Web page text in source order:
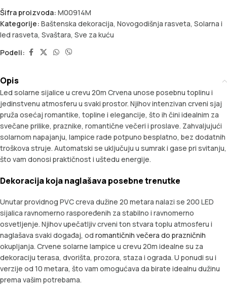
Šifra proizvoda: M00914M
Kategorije: Baštenska dekoracija, Novogodišnja rasveta, Solarna i
led rasveta, Svaštara, Sve za kuću
Podeli:
Opis
Led solarne sijalice u crevu 20m Crvena unose posebnu toplinu i
jedinstvenu atmosferu u svaki prostor. Njihov intenzivan crveni sjaj
pruža osećaj romantike, topline i elegancije, što ih čini idealnim za
svečane prilike, praznike, romantične večeri i proslave. Zahvaljujući
solarnom napajanju, lampice rade potpuno besplatno, bez dodatnih
troškova struje. Automatski se uključuju u sumrak i gase pri svitanju,
što vam donosi praktičnost i uštedu energije.
Dekoracija koja naglašava posebne trenutke
Unutar providnog PVC creva dužine 20 metara nalazi se 200 LED
sijalica ravnomerno raspoređenih za stabilno i ravnomerno
osvetljenje. Njihov upečatljiv crveni ton stvara toplu atmosferu i
naglašava svaki događaj, od romantičnih večera do prazničnih
okupljanja. Crvene solarne lampice u crevu 20m idealne su za
dekoraciju terasa, dvorišta, prozora, staza i ograda. U ponudi su i
verzije od 10 metara, što vam omogućava da birate idealnu dužinu
prema vašim potrebama.